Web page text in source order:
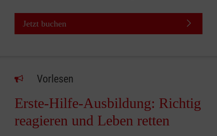
Jetzt buchen
Vorlesen
Erste-Hilfe-Ausbildung: Richtig
reagieren und Leben retten